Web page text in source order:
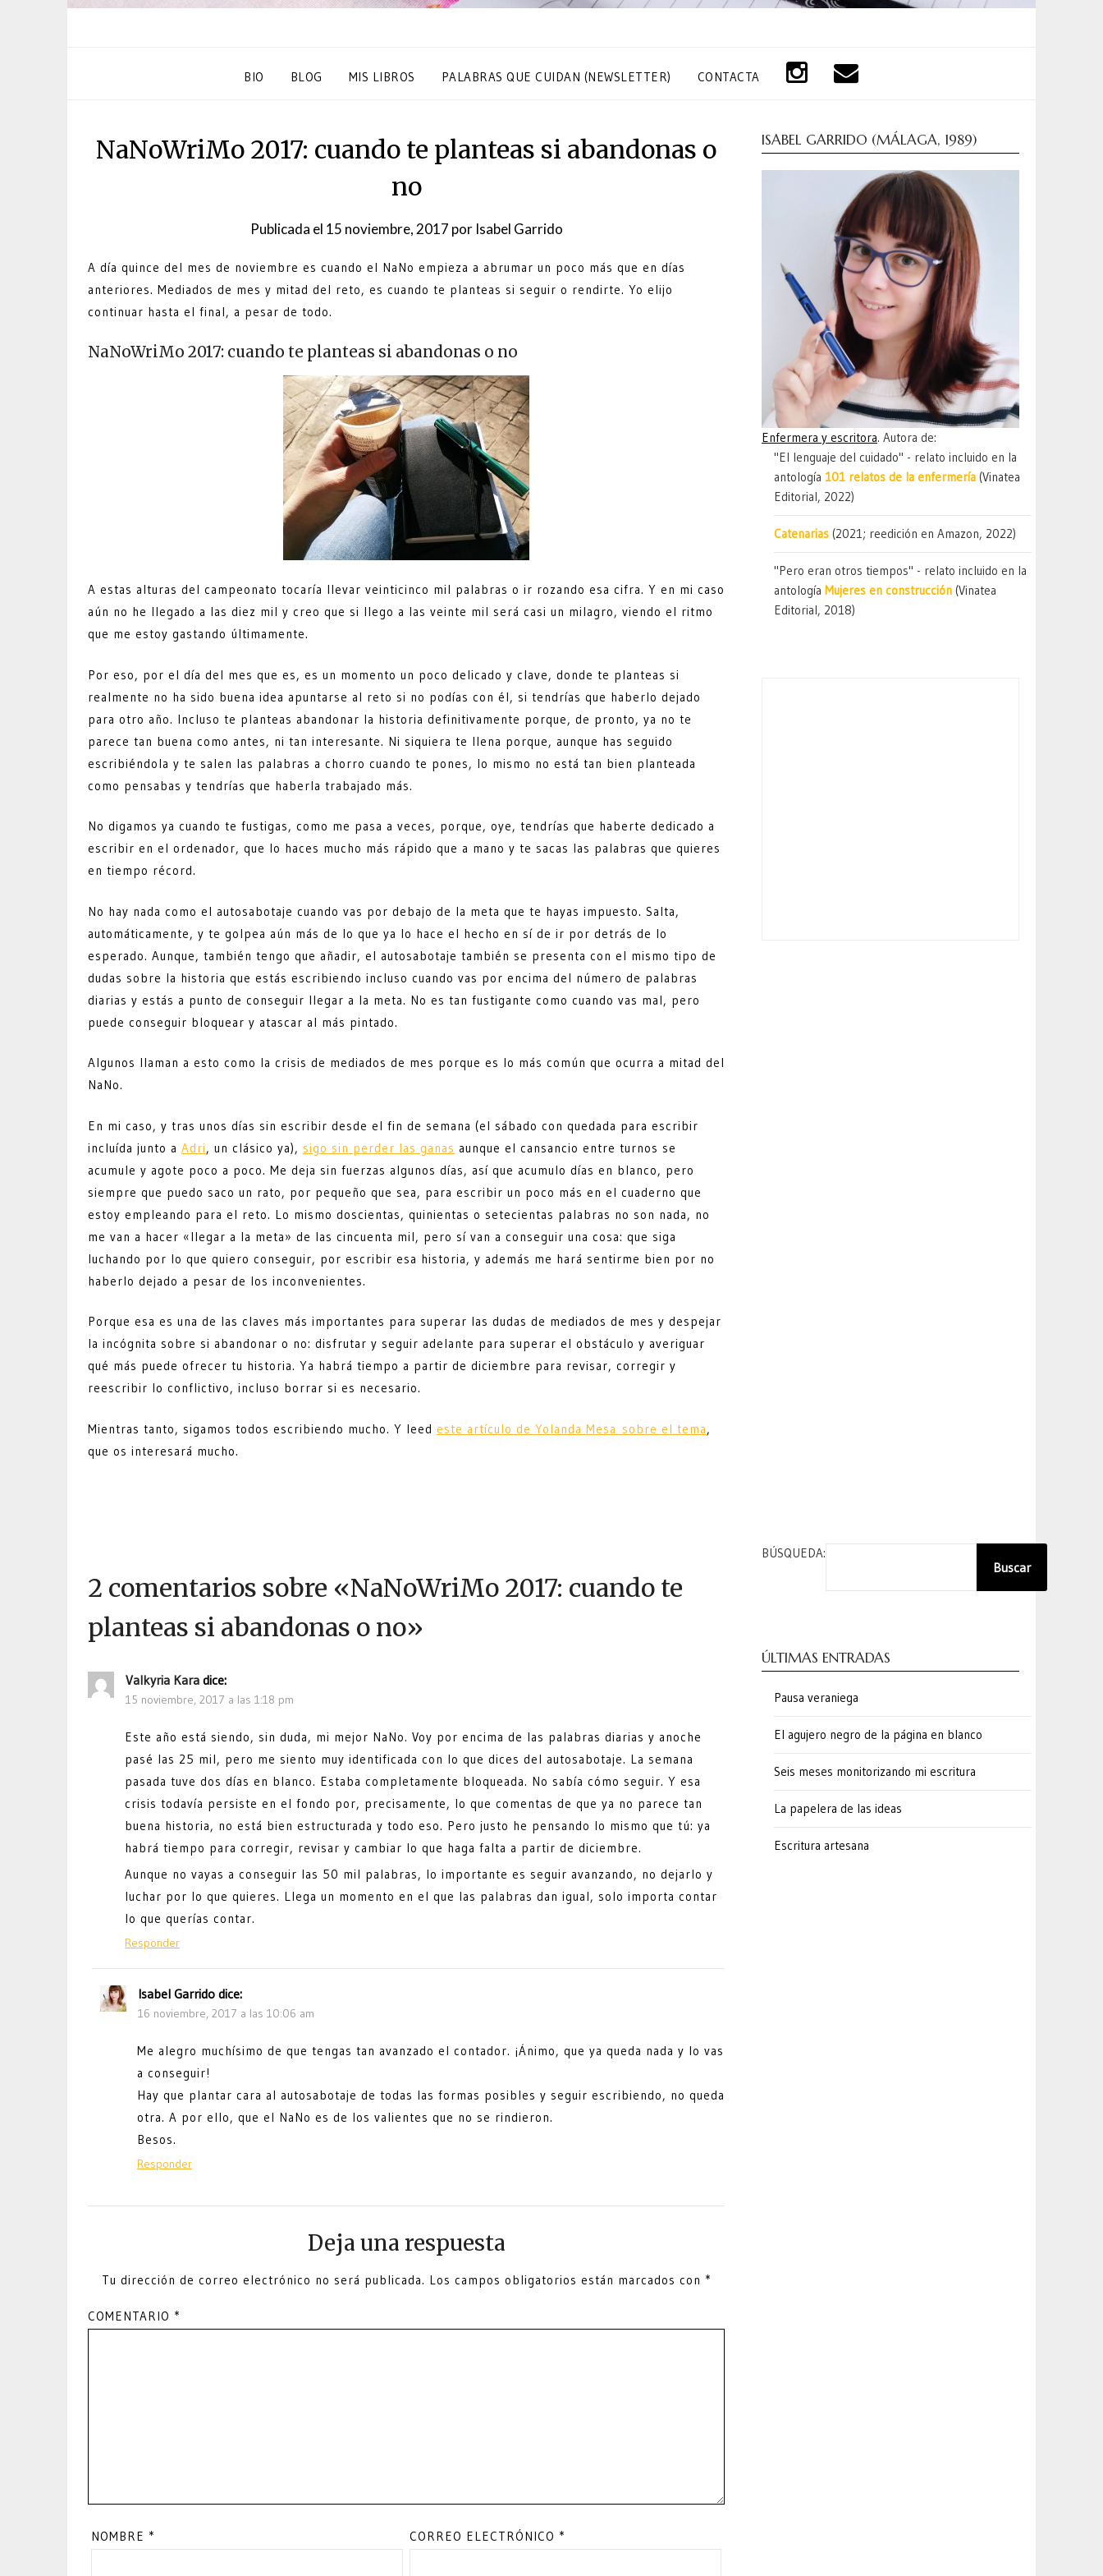
BIO BLOG MIS LIBROS PALABRAS QUE CUIDAN (NEWSLETTER) CONTACTA
NaNoWriMo 2017: cuando te planteas si abandonas o
no
Publicada el 15 noviembre, 2017 por Isabel Garrido
A día quince del mes de noviembre es cuando el NaNo empieza a abrumar un poco más que en días
anteriores. Mediados de mes y mitad del reto, es cuando te planteas si seguir o rendirte. Yo elijo
continuar hasta el final, a pesar de todo.
NaNoWriMo 2017: cuando te planteas si abandonas o no
A estas alturas del campeonato tocaría llevar veinticinco mil palabras o ir rozando esa cifra. Y en mi caso
aún no he llegado a las diez mil y creo que si llego a las veinte mil será casi un milagro, viendo el ritmo
que me estoy gastando últimamente.
Por eso, por el día del mes que es, es un momento un poco delicado y clave, donde te planteas si
realmente no ha sido buena idea apuntarse al reto si no podías con él, si tendrías que haberlo dejado
para otro año. Incluso te planteas abandonar la historia definitivamente porque, de pronto, ya no te
parece tan buena como antes, ni tan interesante. Ni siquiera te llena porque, aunque has seguido
escribiéndola y te salen las palabras a chorro cuando te pones, lo mismo no está tan bien planteada
como pensabas y tendrías que haberla trabajado más.
No digamos ya cuando te fustigas, como me pasa a veces, porque, oye, tendrías que haberte dedicado a
escribir en el ordenador, que lo haces mucho más rápido que a mano y te sacas las palabras que quieres
en tiempo récord.
No hay nada como el autosabotaje cuando vas por debajo de la meta que te hayas impuesto. Salta,
automáticamente, y te golpea aún más de lo que ya lo hace el hecho en sí de ir por detrás de lo
esperado. Aunque, también tengo que añadir, el autosabotaje también se presenta con el mismo tipo de
dudas sobre la historia que estás escribiendo incluso cuando vas por encima del número de palabras
diarias y estás a punto de conseguir llegar a la meta. No es tan fustigante como cuando vas mal, pero
puede conseguir bloquear y atascar al más pintado.
Algunos llaman a esto como la crisis de mediados de mes porque es lo más común que ocurra a mitad del
NaNo.
En mi caso, y tras unos días sin escribir desde el fin de semana (el sábado con quedada para escribir
incluída junto a Adri, un clásico ya), sigo sin perder las ganas aunque el cansancio entre turnos se
acumule y agote poco a poco. Me deja sin fuerzas algunos días, así que acumulo días en blanco, pero
siempre que puedo saco un rato, por pequeño que sea, para escribir un poco más en el cuaderno que
estoy empleando para el reto. Lo mismo doscientas, quinientas o setecientas palabras no son nada, no
me van a hacer «llegar a la meta» de las cincuenta mil, pero sí van a conseguir una cosa: que siga
luchando por lo que quiero conseguir, por escribir esa historia, y además me hará sentirme bien por no
haberlo dejado a pesar de los inconvenientes.
Porque esa es una de las claves más importantes para superar las dudas de mediados de mes y despejar
la incógnita sobre si abandonar o no: disfrutar y seguir adelante para superar el obstáculo y averiguar
qué más puede ofrecer tu historia. Ya habrá tiempo a partir de diciembre para revisar, corregir y
reescribir lo conflictivo, incluso borrar si es necesario.
Mientras tanto, sigamos todos escribiendo mucho. Y leed este artículo de Yolanda Mesa sobre el tema,
que os interesará mucho.
2 comentarios sobre «NaNoWriMo 2017: cuando te
planteas si abandonas o no»
Valkyria Kara dice:
15 noviembre, 2017 a las 1:18 pm
Este año está siendo, sin duda, mi mejor NaNo. Voy por encima de las palabras diarias y anoche
pasé las 25 mil, pero me siento muy identificada con lo que dices del autosabotaje. La semana
pasada tuve dos días en blanco. Estaba completamente bloqueada. No sabía cómo seguir. Y esa
crisis todavía persiste en el fondo por, precisamente, lo que comentas de que ya no parece tan
buena historia, no está bien estructurada y todo eso. Pero justo he pensando lo mismo que tú: ya
habrá tiempo para corregir, revisar y cambiar lo que haga falta a partir de diciembre.
Aunque no vayas a conseguir las 50 mil palabras, lo importante es seguir avanzando, no dejarlo y
luchar por lo que quieres. Llega un momento en el que las palabras dan igual, solo importa contar
lo que querías contar.
Responder
Isabel Garrido dice:
16 noviembre, 2017 a las 10:06 am
Me alegro muchísimo de que tengas tan avanzado el contador. ¡Ánimo, que ya queda nada y lo vas
a conseguir!
Hay que plantar cara al autosabotaje de todas las formas posibles y seguir escribiendo, no queda
otra. A por ello, que el NaNo es de los valientes que no se rindieron.
Besos.
Responder
Deja una respuesta
Tu dirección de correo electrónico no será publicada. Los campos obligatorios están marcados con *
COMENTARIO *
NOMBRE * CORREO ELECTRÓNICO *
ISABEL GARRIDO (MÁLAGA, 1989)
Enfermera y escritora. Autora de:
"El lenguaje del cuidado" - relato incluido en la
antología 101 relatos de la enfermería (Vinatea
Editorial, 2022)
Catenarias (2021; reedición en Amazon, 2022)
"Pero eran otros tiempos" - relato incluido en la
antología Mujeres en construcción (Vinatea
Editorial, 2018)
BÚSQUEDA:
Buscar
ÚLTIMAS ENTRADAS
Pausa veraniega
El agujero negro de la página en blanco
Seis meses monitorizando mi escritura
La papelera de las ideas
Escritura artesana